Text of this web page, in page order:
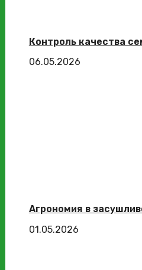
Контроль качества
06.05.2026
Агрономия в
01.05.2026